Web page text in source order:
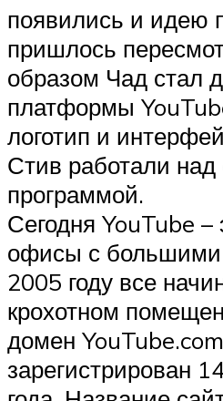
появились и идею
пришлось
образом Чад стал
платформы
логотип и
Стив работали над
программой.
Сегодня YouTube
офисы с большими
2005 году все
крохотном
домен
зарегистрирован